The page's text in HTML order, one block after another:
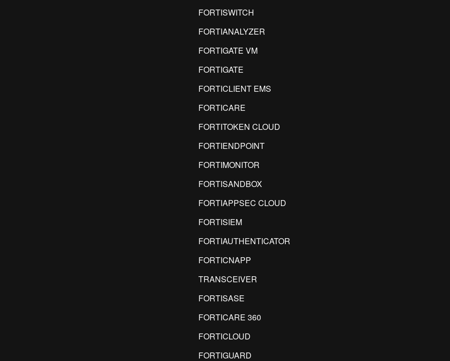
FORTISWITCH
FORTIANALYZER
FORTIGATE VM
FORTIGATE
FORTICLIENT EMS
FORTICARE
FORTITOKEN CLOUD
FORTIENDPOINT
FORTIMONITOR
FORTISANDBOX
FORTIAPPSEC CLOUD
FORTISIEM
FORTIAUTHENTICATOR
FORTICNAPP
TRANSCEIVER
FORTISASE
FORTICARE 360
FORTICLOUD
FORTIGUARD